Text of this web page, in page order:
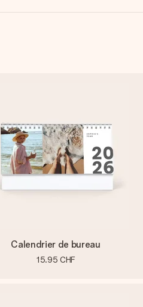
Calendrier de bureau
15.95 CHF